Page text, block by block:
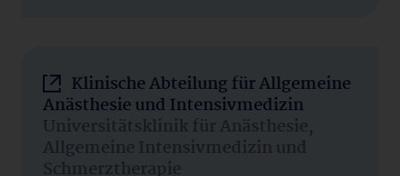
Klinische Abteilung für Allgemeine
Anästhesie und Intensivmedizin
Universitätsklinik für Anästhesie,
Allgemeine Intensivmedizin und
Schmerztherapie